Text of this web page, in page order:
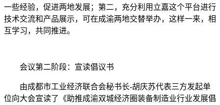
一些经验，促进两地发展；第二，充分利用立嘉这个平台进行
技术交流和产品展示，可在成渝两地交替举办，这样一来，相
互学习，共同推进。
会议第二阶段：宣读倡议书
由成都市工业经济联合会秘书长-胡庆苏代表三方发起单
位向大会宣读了《助推成渝双城经济圈装备制造业行业发展倡